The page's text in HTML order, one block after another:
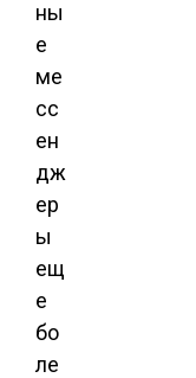
ны
е
ме
сс
ен
дж
ер
ы
ещ
е
бо
ле